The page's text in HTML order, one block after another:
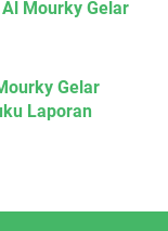
Mourky Gelar
Gelar
Laporan